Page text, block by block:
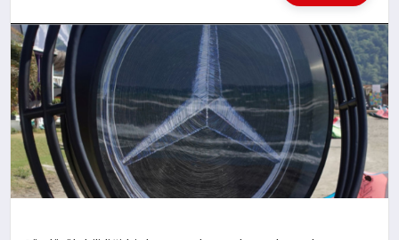
EKONOMI
YEREL HABERLER
GÜNDEM